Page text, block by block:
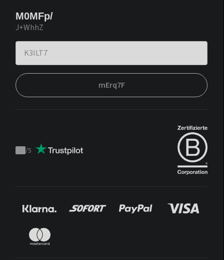
M0MFp/
J+WhhZ
mErq7F
Trustpilot
/5